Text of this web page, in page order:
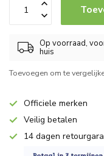
Op voorraad,
huis
Toevoegen om te
Officiele merken
Veilig betalen
14 dagen